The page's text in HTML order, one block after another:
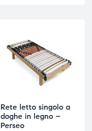
Rete letto singolo a
doghe in legno –
Perseo